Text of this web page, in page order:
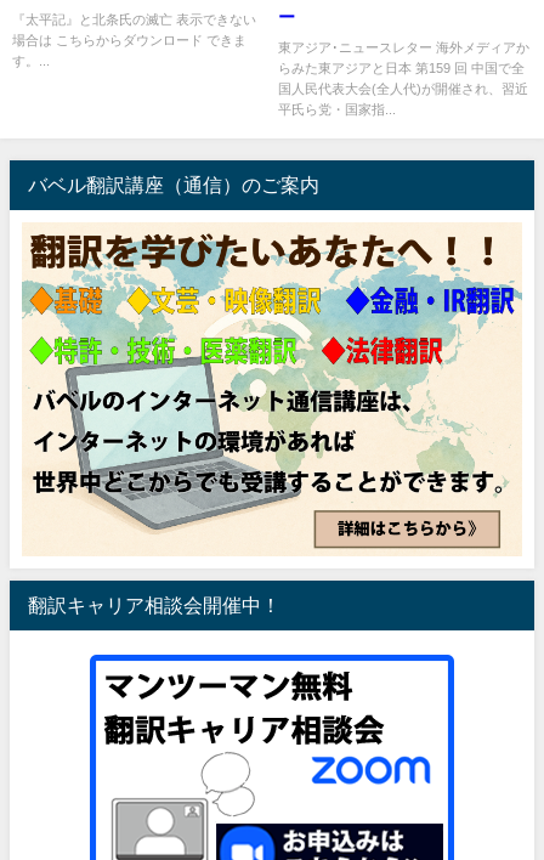
『太平記』と北条氏の滅亡 表示できない
場合は こちらからダウンロード できま
す。...
ー
東アジア･ニュースレター 海外メディアか
らみた東アジアと日本 第159 回 中国で全
国人民代表大会(全人代)が開催され、習近
平氏ら党・国家指...
バベル翻訳講座（通信）のご案内
翻訳キャリア相談会開催中！